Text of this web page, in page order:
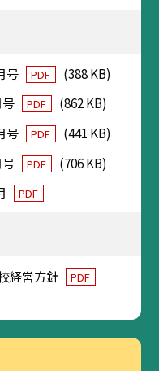
号 PDF
(388 KB)
PDF
(862 KB)
号
PDF
(441 KB)
PDF
(706 KB)
PDF
経営方針 PDF